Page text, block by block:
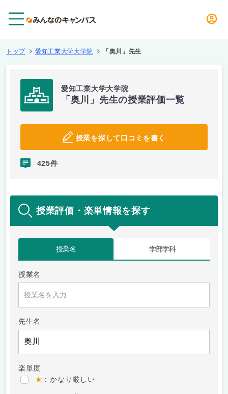
トップ 愛知工業大学大学院 「奥川」先生
愛知工業大学大学院
「奥川」先生の授業評価一覧
授業を探して口コミを書く
425件
授業評価・楽単情報を探す
授業名 学部学科
授業名
先生名
楽単度
★ ：かなり厳しい